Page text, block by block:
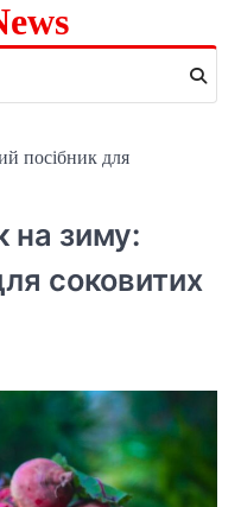
посібник для
на зиму:
соковитих